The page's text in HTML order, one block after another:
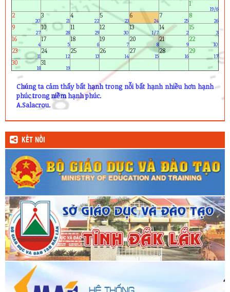
1
19/6
2
20
3
21
4
22
5
23
6
24
7
25
8
26
9
27
10
28
11
29
12
30
13
1/7
14
2
15
3
16
4
17
5
18
6
19
7
20
8
21
9
22
10
23
11
24
12
25
13
26
14
27
15
28
16
29
17
30
18
31
19
Chúng ta cảm thấy bất hạnh trong nỗi bất hạnh nhiều hơn hạnh
phúc trong niềm hạnh phúc.
A.Salacrou.
KẾT NỐI